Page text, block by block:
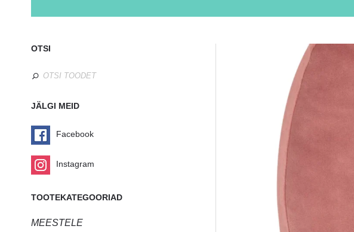
OTSI
JÄLGI MEID
Facebook
Instagram
TOOTEKATEGOORIAD
MEESTELE